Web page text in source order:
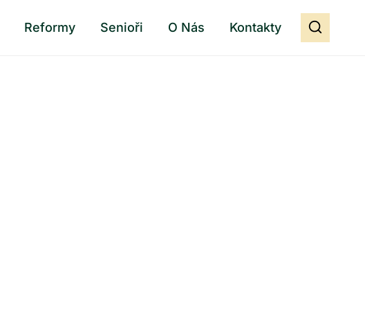
Reformy Senioři O Nás Kontakty